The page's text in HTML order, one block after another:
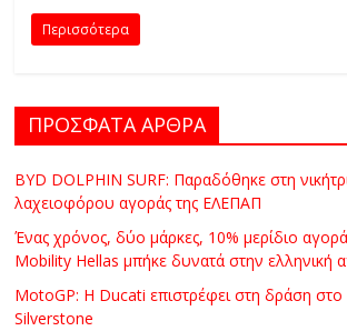
&
M
O
E
Περισσότερα
ΠΡΟΣΦΑΤΑ ΑΡΘΡΑ
BYD DOLPHIN SURF: Παραδόθηκε στη
λαχειοφόρου αγοράς της ΕΛΕΠΑΠ
Ένας χρόνος, δύο μάρκες, 10% μερίδιο
Mobility Hellas μπήκε δυνατά στην ελληνική
MotoGP: Η Ducati επιστρέφει στη δράση στο
Silverstone